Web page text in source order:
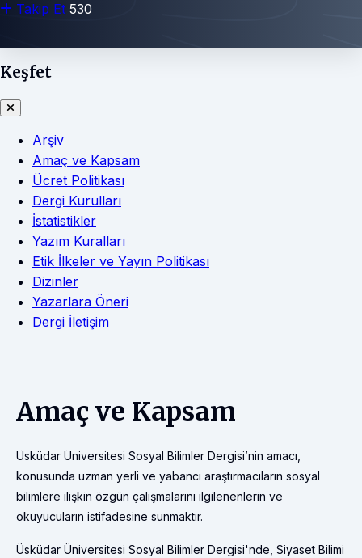
Takip Et 530
Keşfet
Arşiv
Amaç ve Kapsam
Ücret Politikası
Dergi Kurulları
İstatistikler
Yazım Kuralları
Etik İlkeler ve Yayın Politikası
Dizinler
Yazarlara Öneri
Dergi İletişim
Amaç ve Kapsam
Üsküdar Üniversitesi Sosyal Bilimler Dergisi’nin amacı,
konusunda uzman yerli ve yabancı araştırmacıların sosyal
bilimlere ilişkin özgün çalışmalarını ilgilenenlerin ve
okuyucuların istifadesine sunmaktır.
Üsküdar Üniversitesi Sosyal Bilimler Dergisi'nde, Siyaset Bilimi